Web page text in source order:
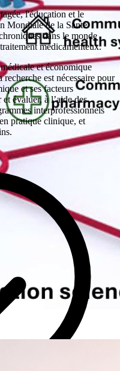
l'éducation et le
Mondiale de la Santé
dans le monde
médicamenteux.
et économique
est nécessaire pour
et ses facteurs
évaluer, à l’aide des
interprofessionnels
pratique clinique, et